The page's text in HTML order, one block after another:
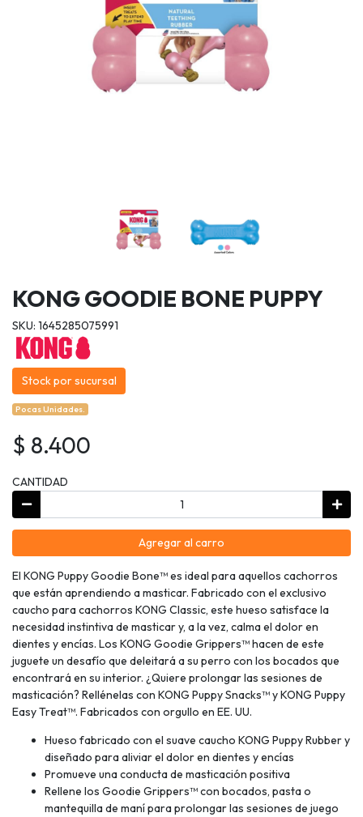
KONG GOODIE BONE PUPPY
SKU: 1645285075991
Stock por sucursal
Pocas Unidades.
$ 8.400
CANTIDAD
Agregar al carro
El KONG Puppy Goodie Bone™ es ideal para aquellos cachorros
que están aprendiendo a masticar. Fabricado con el exclusivo
caucho para cachorros KONG Classic, este hueso satisface la
necesidad instintiva de masticar y, a la vez, calma el dolor en
dientes y encías. Los KONG Goodie Grippers™ hacen de este
juguete un desafío que deleitará a su perro con los bocados que
encontrará en su interior. ¿Quiere prolongar las sesiones de
masticación? Rellénelas con KONG Puppy Snacks™ y KONG Puppy
Easy Treat™. Fabricados con orgullo en EE. UU.
Hueso fabricado con el suave caucho KONG Puppy Rubber y
diseñado para aliviar el dolor en dientes y encías
Promueve una conducta de masticación positiva
Rellene los Goodie Grippers™ con bocados, pasta o
mantequilla de maní para prolongar las sesiones de juego